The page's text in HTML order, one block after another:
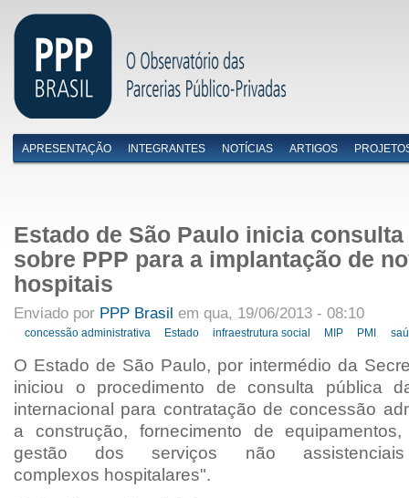
Menu primário
APRESENTAÇÃO INTEGRANTES NOTÍCIAS ARTIGOS
Estado de São Paulo inicia
sobre PPP para a implantação de
hospitais
Enviado por PPP Brasil em qua, 19/06/2013 - 08:10
concessão administrativa Estado infraestrutura social MIP PMI
O Estado de São Paulo, por intermédio da
iniciou o procedimento de consulta pública
internacional para contratação deconcessão
a construção, fornecimento de
gestão dosserviços não
complexos hospitalares".